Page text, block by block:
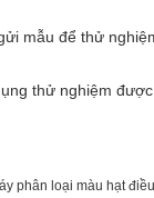
mẫu để thử
thử nghiệm
phân loại màu hạt điều